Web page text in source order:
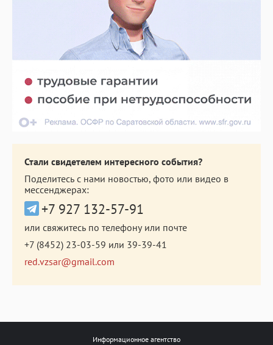
Стали свидетелем интересного события?
Поделитесь с нами новостью, фото или видео в
мессенджерах:
+7 927 132-57-91
или свяжитесь по телефону или почте
+7 (8452) 23-03-59 или 39-39-41
red.vzsar@gmail.com
Информационное агентство